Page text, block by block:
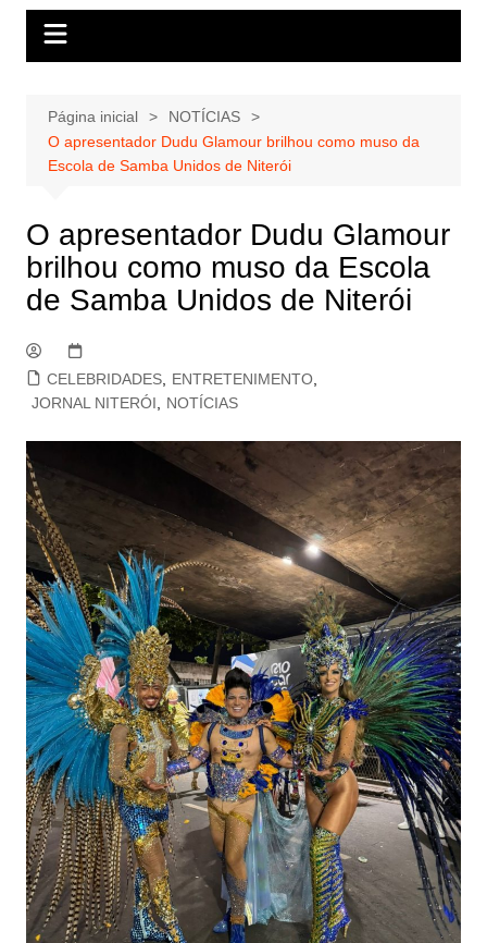
Página inicial
NOTÍCIAS
O apresentador Dudu Glamour brilhou como muso da
Escola de Samba Unidos de Niterói
O apresentador Dudu Glamour
brilhou como muso da Escola
de Samba Unidos de Niterói
CELEBRIDADES, ENTRETENIMENTO,
JORNAL NITERÓI
NOTÍCIAS